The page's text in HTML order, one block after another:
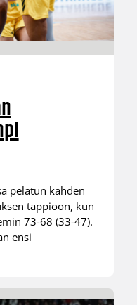
pelatun kahden
tappioon, kun
73-68 (33-47).
ensi